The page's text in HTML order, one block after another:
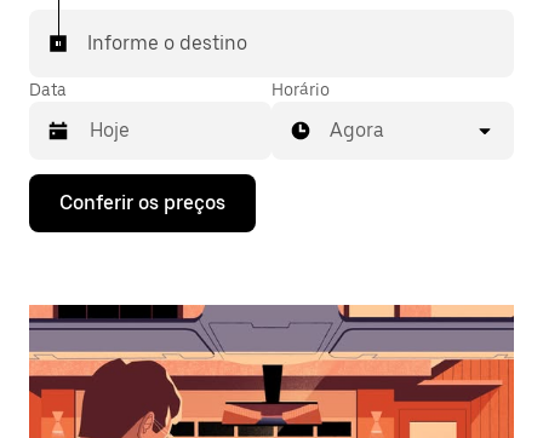
Informe o destino
Data
Pressione
seta
interagir
o
calendário
selecionar
Horário
Agora
Conferir os preços